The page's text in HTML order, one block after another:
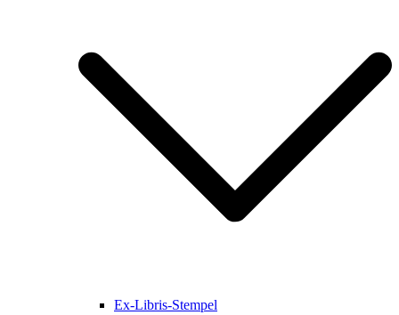
Ex-Libris-Stempel